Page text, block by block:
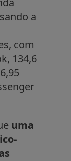
a
com
134,6
uma